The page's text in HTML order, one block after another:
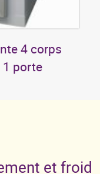
4 corps
porte
et froid